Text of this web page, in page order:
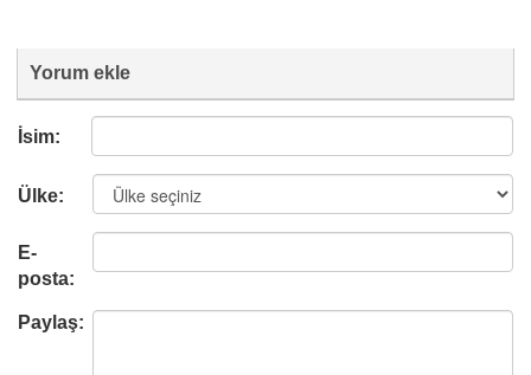
Yorum ekle
İsim:
Ülke:
E-
posta:
Paylaş: